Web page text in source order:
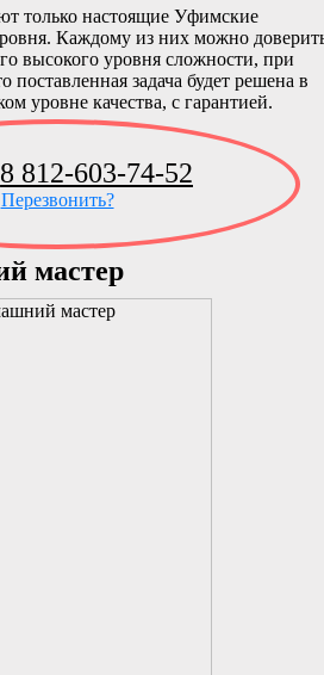
только настоящие Уфимские
Каждому из них можно
высокого уровня сложности, при
задача будет решена в
уровне качества, с гарантией.
8 812-603-74-52
Перезвонить?
мастер